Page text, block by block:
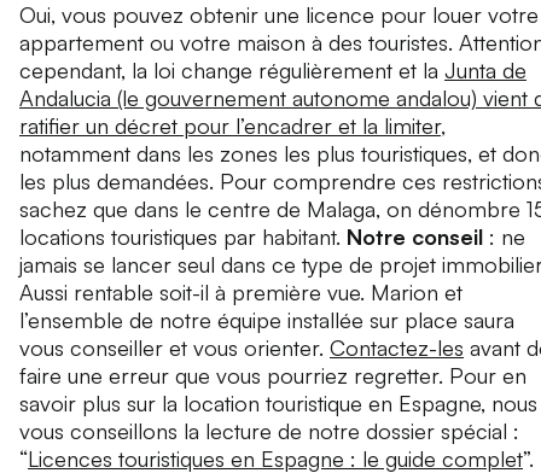
Oui, vous pouvez obtenir une licence pour louer votre
appartement ou votre maison à des touristes.
cependant, la loi change régulièrement et la Junta de
Andalucia (le gouvernement autonome andalou) vient
ratifier un décret pour l’encadrer et la limiter,
notamment dans les zones les plus touristiques, et
les plus demandées. Pour comprendre ces
sachez que dans le centre de Malaga, on dénombre
locations touristiques par habitant. Notre conseil : ne
jamais se lancer seul dans ce type de projet
Aussi rentable soit-il à première vue. Marion et
l’ensemble de notre équipe installée sur place saura
vous conseiller et vous orienter. Contactez-les avant
faire une erreur que vous pourriez regretter. Pour en
savoir plus sur la location touristique en Espagne, nous
vous conseillons la lecture de notre dossier spécial :
“Licences touristiques en Espagne : le guide complet”.